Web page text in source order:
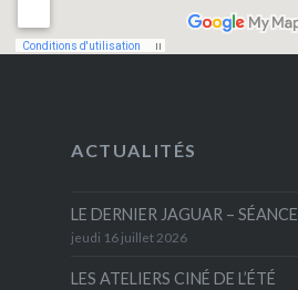
ACTUALITÉS
LE DERNIER JAGUAR –
jeudi 16 juillet 2026
LES ATELIERS CINÉ DE L’ÉTÉ